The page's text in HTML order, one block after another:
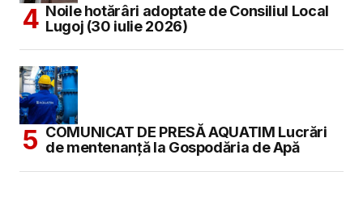
Noile hotărâri adoptate de Consiliul Local
Lugoj (30 iulie 2026)
COMUNICAT DE PRESĂ AQUATIM Lucrări
de mentenanță la Gospodăria de Apă